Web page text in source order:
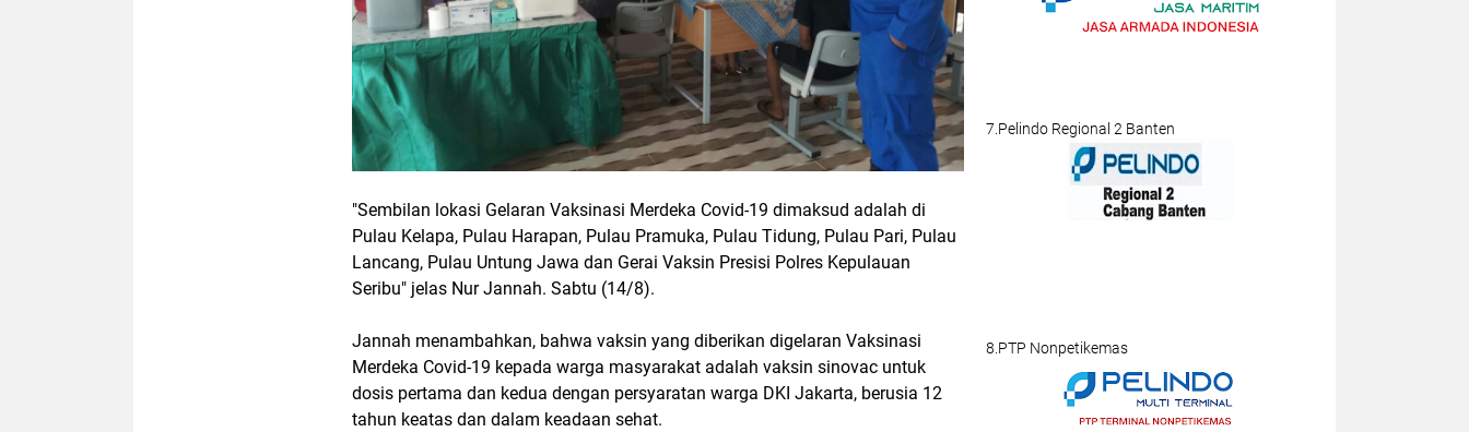
"Sembilan lokasi Gelaran Vaksinasi Merdeka Covid-19 dimaksud adalah di
Pulau Kelapa, Pulau Harapan, Pulau Pramuka, Pulau Tidung, Pulau Pari, Pulau
Lancang, Pulau Untung Jawa dan Gerai Vaksin Presisi Polres Kepulauan
Seribu" jelas Nur Jannah. Sabtu (14/8).
Jannah menambahkan, bahwa vaksin yang diberikan digelaran Vaksinasi
Merdeka Covid-19 kepada warga masyarakat adalah vaksin sinovac untuk
dosis pertama dan kedua dengan persyaratan warga DKI Jakarta, berusia 12
tahun keatas dan dalam keadaan sehat.
7.Pelindo Regional 2 Banten
8.PTP Nonpetikemas